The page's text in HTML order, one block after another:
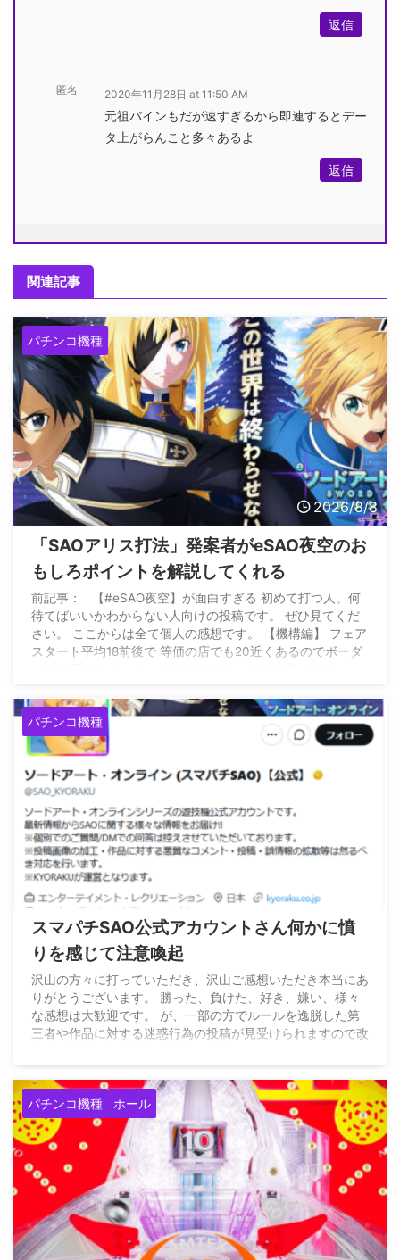
返信
匿名 2020年11月28日 at 11:50 AM
元祖バインもだが速すぎるから即連するとデー
タ上がらんこと多々あるよ
返信
関連記事
パチンコ機種
2026/8/8
「SAOアリス打法」発案者がeSAO夜空のお
もしろポイントを解説してくれる
前記事： 【#eSAO夜空】が面白すぎる 初めて打つ人。何
待てばいいかわからない人向けの投稿です。 ぜひ見てくだ
さい。 ここからは全て個人の感想です。 【機構編】 フェア
スタート平均18前後で 等価の店でも20近くあるのでボーダ
パチンコ機種
スマパチSAO公式アカウントさん何かに憤
りを感じて注意喚起
沢山の方々に打っていただき、沢山ご感想いただき本当にあ
りがとうございます。 勝った、負けた、好き、嫌い、様々
な感想は大歓迎です。 が、一部の方でルールを逸脱した第
三者や作品に対する迷惑行為の投稿が見受けられますので改
ン (スマパチSAO)【公式】 (@SAO_KYORAKU) August 7,
2026
パチンコ機種 ホール